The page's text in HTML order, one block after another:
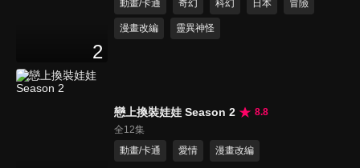
2
動畫/卡通
奇幻 科幻 日本 冒險
漫畫改編 靈異神怪
戀上換裝娃娃 Season 2
8.8
全12集
動畫/卡通
愛情 漫畫改編